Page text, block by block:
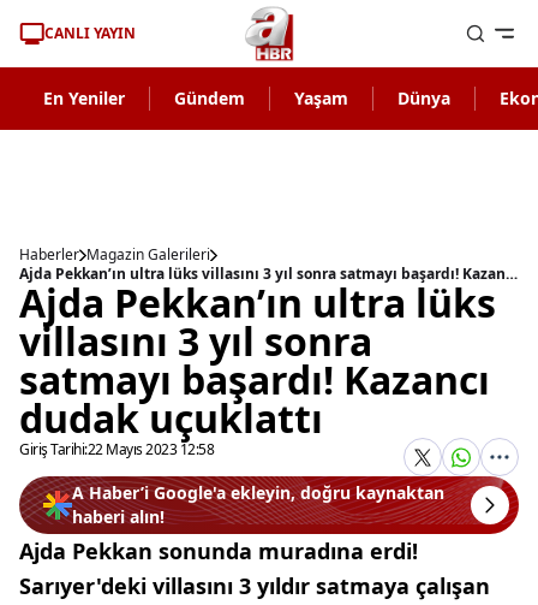
CANLI YAYIN
En Yeniler Gündem Yaşam Dünya
Haberler Magazin Galerileri
Ajda Pekkan’ın ultra lüks villasını 3 yıl sonra satmayı başardı! Kazancı dudak uçuklattı
Ajda Pekkan’ın ultra lüks
villasını 3 yıl sonra
satmayı başardı! Kazancı
dudak uçuklattı
Giriş Tarihi:22 Mayıs 2023 12:58
A Haber’i Google'a ekleyin, doğru kaynaktan
haberi alın!
Ajda Pekkan sonunda muradına erdi!
Sarıyer'deki villasını 3 yıldır satmaya çalışan